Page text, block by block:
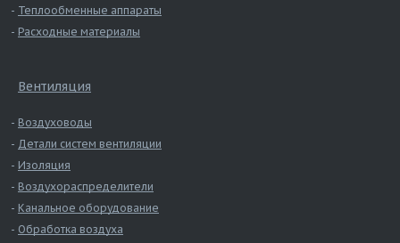
Теплообменные аппараты
Расходные материалы
Вентиляция
Воздуховоды
Детали систем вентиляции
Изоляция
Воздухораспределители
Канальное оборудование
Обработка воздуха